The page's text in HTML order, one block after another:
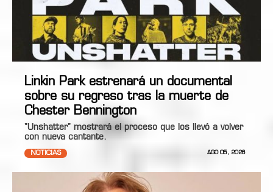
Linkin Park estrenará un documental
sobre su regreso tras la muerte de
Chester Bennington
"Unshatter" mostrará el proceso que los llevó a volver
con nueva cantante.
NOTICIAS AGO 05, 2026